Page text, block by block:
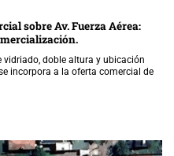
sobre Av. Fuerza Aérea:
vidriado, doble altura y ubicación
incorpora a la oferta comercial de